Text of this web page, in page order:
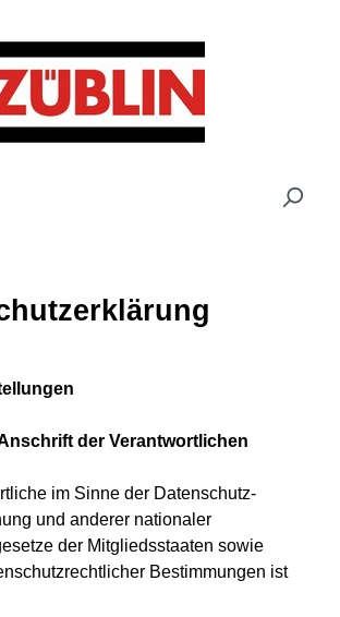
der Verantwortlichen
im Sinne der Datenschutz-
und anderer nationaler
der Mitgliedsstaaten sowie
Bestimmungen ist